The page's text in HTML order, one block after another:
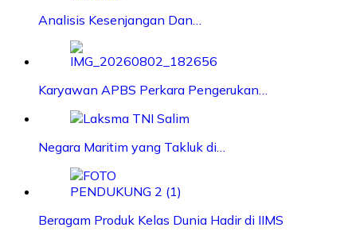
Analisis Kesenjangan Dan…
Karyawan APBS Perkara Pengerukan…
Negara Maritim yang Takluk di…
Beragam Produk Kelas Dunia Hadir di IIMS